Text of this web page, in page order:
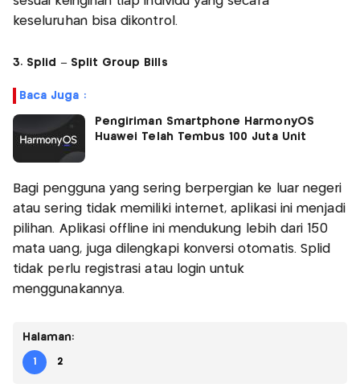
keseluruhan bisa dikontrol.
3. Splid – Split Group Bills
Baca Juga :
Pengiriman Smartphone HarmonyOS
Huawei Telah Tembus 100 Juta Unit
Bagi pengguna yang sering berpergian ke luar negeri
atau sering tidak memiliki internet, aplikasi ini menjadi
pilihan. Aplikasi offline ini mendukung lebih dari 150
mata uang, juga dilengkapi konversi otomatis. Splid
tidak perlu registrasi atau login untuk
menggunakannya.
Halaman:
1 2